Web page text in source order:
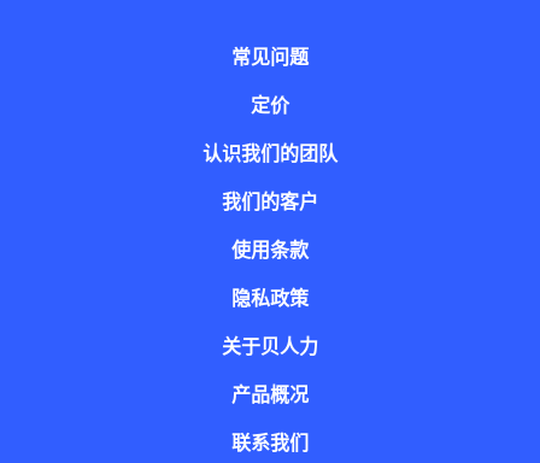
常见问题
定价
认识我们的团队
我们的客户
使用条款
隐私政策
关于贝人力
产品概况
联系我们